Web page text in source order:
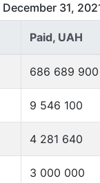
December 31,
Paid, UAH
686 689 900
9 546 100
4 281 640
3 000 000